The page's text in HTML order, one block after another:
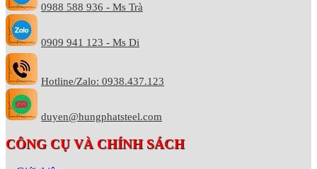
0988 588 936 - Ms Trà
0909 941 123 - Ms Di
Hotline/Zalo: 0938.437.123
duyen@hungphatsteel.com
CÔNG CỤ VÀ CHÍNH SÁCH